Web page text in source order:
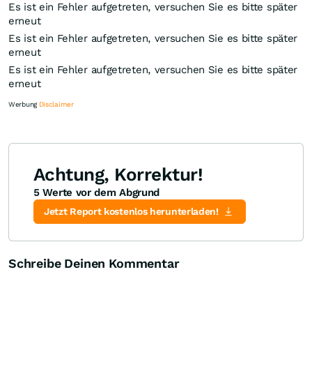
Es ist ein Fehler aufgetreten, versuchen Sie es bitte später
erneut
Es ist ein Fehler aufgetreten, versuchen Sie es bitte später
erneut
Es ist ein Fehler aufgetreten, versuchen Sie es bitte später
erneut
Knock-Out-Suche
Optionsschein-Suche
Zertifikate-Suche
Werbung Disclaimer
Achtung, Korrektur!
5 Werte vor dem Abgrund
Jetzt Report kostenlos herunterladen!
Schreibe Deinen Kommentar